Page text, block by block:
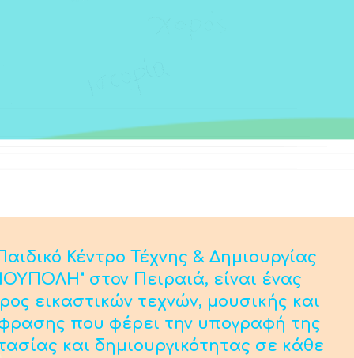
Κέντρο Τέχνης & Δημιουργίας
στον Πειραιά, είναι ένας
εικαστικών τεχνών, μουσικής και
που φέρει την υπογραφή της
και δημιουργικότητας σε κάθε